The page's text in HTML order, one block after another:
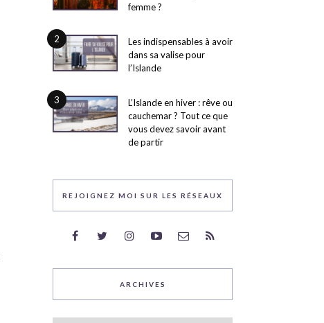
femme ?
2
Les indispensables à avoir
dans sa valise pour
l’Islande
3
L’Islande en hiver : rêve ou
cauchemar ? Tout ce que
vous devez savoir avant
de partir
REJOIGNEZ MOI SUR LES RÉSEAUX
ARCHIVES